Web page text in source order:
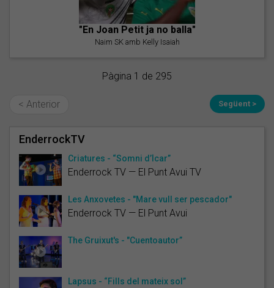
"En Joan Petit ja no balla"
Naim SK amb Kelly Isaiah
Pàgina 1 de 295
< Anterior Següent >
EnderrockTV
Criatures - “Somni d’Ícar”
Enderrock TV — El Punt Avui TV
Les Anxovetes - "Mare vull ser pescador"
Enderrock TV — El Punt Avui
The Gruixut's - "Cuentoautor”
Lapsus - “Fills del mateix sol”